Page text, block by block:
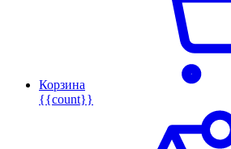
Корзина
{{count}}